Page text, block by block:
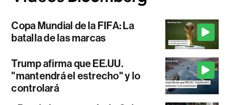
Copa Mundial de la FIFA: La
batalla de las marcas
Trump afirma que EE.UU.
"mantendrá el estrecho" y lo
controlará